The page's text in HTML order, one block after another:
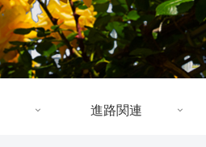
進路関連